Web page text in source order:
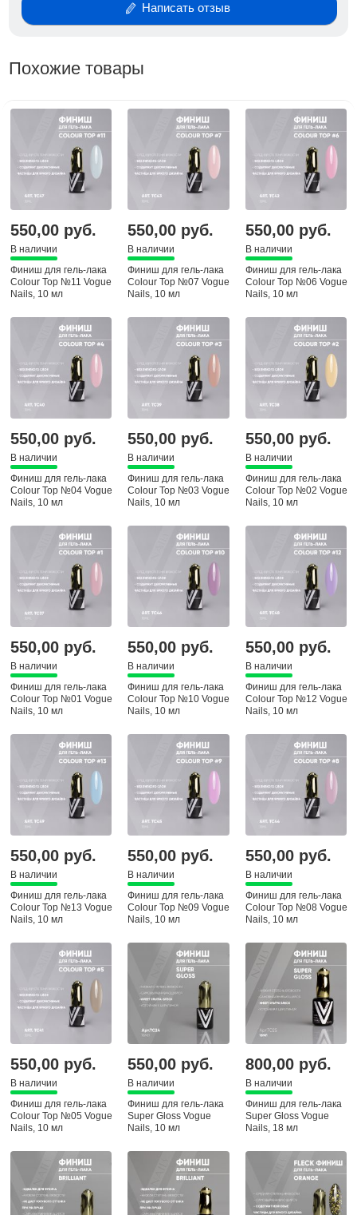
Написать отзыв
Похожие товары
550,00 руб.
В наличии
Финиш для гель-лака
Colour Top №11 Vogue
Nails, 10 мл
550,00 руб.
В наличии
Финиш для гель-лака
Colour Top №07 Vogue
Nails, 10 мл
550,00 руб.
В наличии
Финиш для гель-лака
Colour Top №06 Vogue
Nails, 10 мл
550,00 руб.
В наличии
Финиш для гель-лака
Colour Top №04 Vogue
Nails, 10 мл
550,00 руб.
В наличии
Финиш для гель-лака
Colour Top №03 Vogue
Nails, 10 мл
550,00 руб.
В наличии
Финиш для гель-лака
Colour Top №02 Vogue
Nails, 10 мл
550,00 руб.
В наличии
Финиш для гель-лака
Colour Top №01 Vogue
Nails, 10 мл
550,00 руб.
В наличии
Финиш для гель-лака
Colour Top №10 Vogue
Nails, 10 мл
550,00 руб.
В наличии
Финиш для гель-лака
Colour Top №12 Vogue
Nails, 10 мл
550,00 руб.
В наличии
Финиш для гель-лака
Colour Top №13 Vogue
Nails, 10 мл
550,00 руб.
В наличии
Финиш для гель-лака
Colour Top №09 Vogue
Nails, 10 мл
550,00 руб.
В наличии
Финиш для гель-лака
Colour Top №08 Vogue
Nails, 10 мл
550,00 руб.
В наличии
Финиш для гель-лака
Colour Top №05 Vogue
Nails, 10 мл
550,00 руб.
В наличии
Финиш для гель-лака
Super Gloss Vogue
Nails, 10 мл
800,00 руб.
В наличии
Финиш для гель-лака
Super Gloss Vogue
Nails, 18 мл